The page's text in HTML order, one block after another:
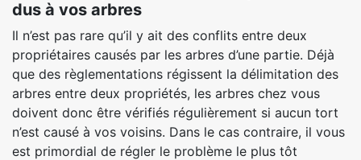
dus à vos arbres
Il n’est pas rare qu’il y ait des conflits entre deux
propriétaires causés par les arbres d’une partie. Déjà
que des règlementations régissent la délimitation des
arbres entre deux propriétés, les arbres chez vous
doivent donc être vérifiés régulièrement si aucun tort
n’est causé à vos voisins. Dans le cas contraire, il vous
est primordial de régler le problème le plus tôt